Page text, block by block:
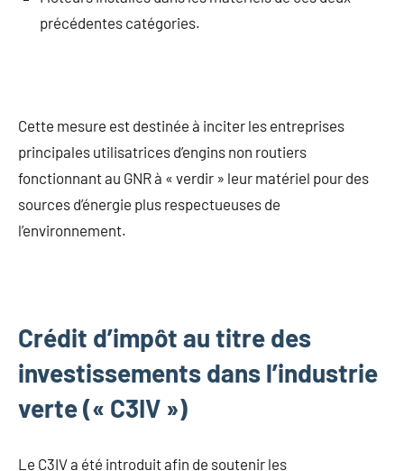
précédentes catégories.
Cette mesure est destinée à inciter les entreprises
principales utilisatrices d’engins non routiers
fonctionnant au GNR à « verdir » leur matériel pour des
sources d’énergie plus respectueuses de
l’environnement.
Crédit d’impôt au titre des
investissements dans l’industrie
verte (« C3IV »)
Le C3IV a été introduit afin de soutenir les